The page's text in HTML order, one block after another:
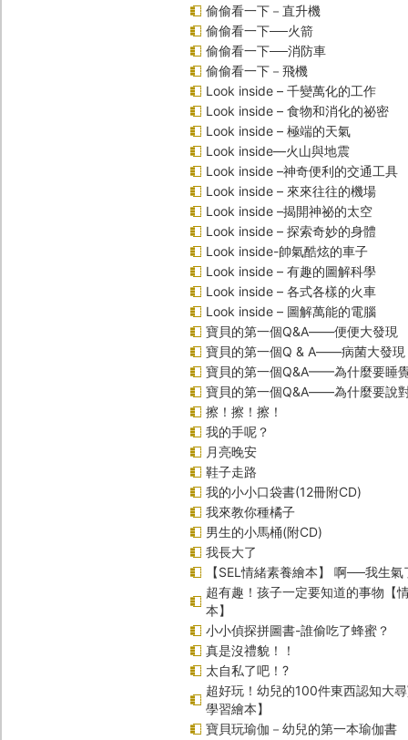
偷偷看一下－直升機
偷偷看一下──火箭
偷偷看一下──消防車
偷偷看一下－飛機
Look inside – 千變萬化的工作
Look inside – 食物和消化的祕密
Look inside – 極端的天氣
Look inside—火山與地震
Look inside –神奇便利的交通工具
Look inside – 來來往往的機場
Look inside –揭開神祕的太空
Look inside – 探索奇妙的身體
Look inside-帥氣酷炫的車子
Look inside – 有趣的圖解科學
Look inside – 各式各樣的火車
Look inside – 圖解萬能的電腦
寶貝的第一個Q&A――便便大發現
寶貝的第一個Q & A――病菌大發現
寶貝的第一個Q&A——為什麼要睡
寶貝的第一個Q&A――為什麼要說
擦！擦！擦！
我的手呢？
月亮晚安
鞋子走路
我的小小口袋書(12冊附CD)
我來教你種橘子
男生的小馬桶(附CD)
我長大了
【SEL情緒素養繪本】 啊──我生
超有趣！孩子一定要知道的事物【
本】
小小偵探拼圖書-誰偷吃了蜂蜜？
真是沒禮貌！！
太自私了吧！?
超好玩！幼兒的100件東西認知大
學習繪本】
寶貝玩瑜伽－幼兒的第一本瑜伽書